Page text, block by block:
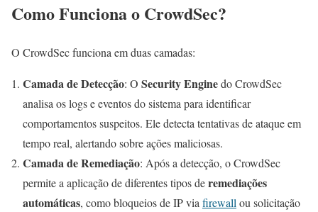
Como Funciona o CrowdSec?
O CrowdSec funciona em duas camadas:
Camada de Detecção: O Security Enginedo CrowdSec
analisa os logs e eventos do sistema para identificar
comportamentos suspeitos. Ele detecta tentativas de ataque em
tempo real, alertando sobre ações maliciosas.
Camada de Remediação: Após a detecção, o CrowdSec
permite a aplicação de diferentes tipos deremediações
automáticas, como bloqueios de IP via firewall ou solicitação